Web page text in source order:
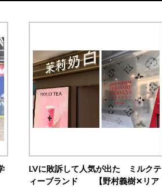
LVに敗訴して人気が出た ミルクテ
ィーブランド 【野村義樹✕リア